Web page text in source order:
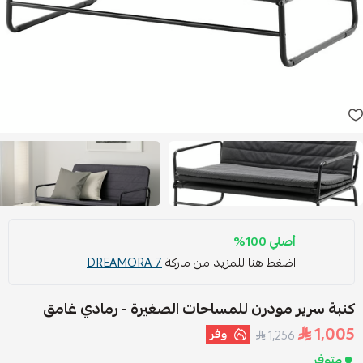
أصلي 100%
اضغط هنا للمزيد من ماركةDREAMORA 7
كنبة سرير مودرن للمساحات الصغيرة - رمادي غامق
1,005
1,256 وفر